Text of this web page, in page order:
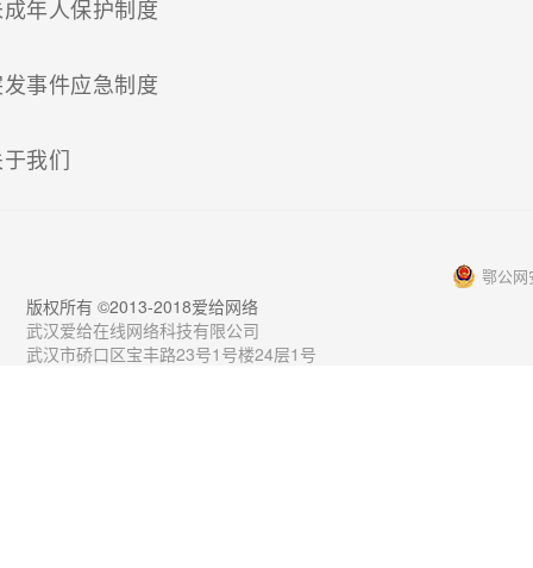
年人保护制度
事件应急制度
我们
鄂公网
版权所有 ©2013-2018爱给网络
武汉爱给在线网络科技有限公司
武汉市硚口区宝丰路23号1号楼24层1号